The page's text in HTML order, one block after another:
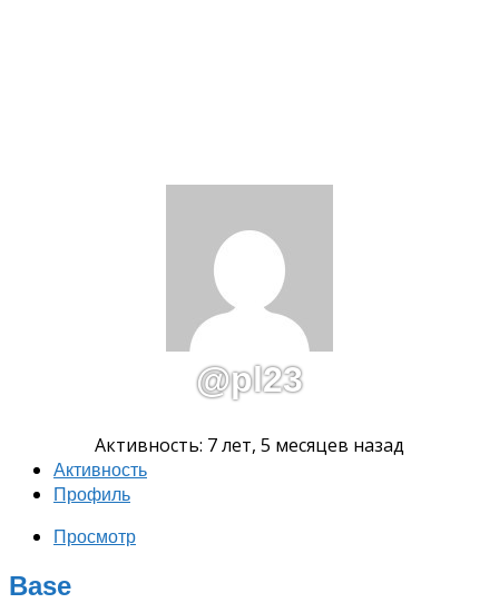
@pl23
Активность: 7 лет, 5 месяцев назад
Активность
Профиль
Просмотр
Base